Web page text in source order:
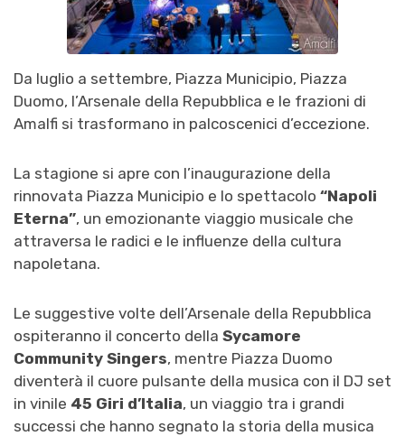
Da luglio a settembre, Piazza Municipio, Piazza
Duomo, l’Arsenale della Repubblica e le frazioni di
Amalfi si trasformano in palcoscenici d’eccezione.
La stagione si apre con l’inaugurazione della
rinnovata Piazza Municipio e lo spettacolo “Napoli
Eterna”, un emozionante viaggio musicale che
attraversa le radici e le influenze della cultura
napoletana.
Le suggestive volte dell’Arsenale della Repubblica
ospiteranno il concerto della Sycamore
Community Singers, mentre Piazza Duomo
diventerà il cuore pulsante della musica con il DJ set
in vinile 45 Giri d’Italia, un viaggio tra i grandi
successi che hanno segnato la storia della musica